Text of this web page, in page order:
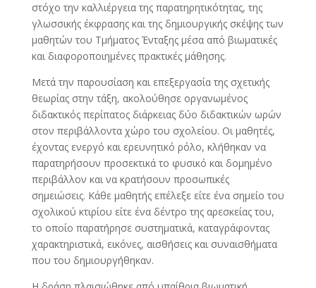
στόχο την καλλιέργεια της παρατηρητικότητας, της
γλωσσικής έκφρασης και της δημιουργικής σκέψης των
μαθητών του Τμήματος Ένταξης μέσα από βιωματικές
και διαφοροποιημένες πρακτικές μάθησης.
Μετά την παρουσίαση και επεξεργασία της σχετικής
θεωρίας στην τάξη, ακολούθησε οργανωμένος
διδακτικός περίπατος διάρκειας δύο διδακτικών ωρών
στον περιβάλλοντα χώρο του σχολείου. Οι μαθητές,
έχοντας ενεργό και ερευνητικό ρόλο, κλήθηκαν να
παρατηρήσουν προσεκτικά το φυσικό και δομημένο
περιβάλλον και να κρατήσουν προσωπικές
σημειώσεις. Κάθε μαθητής επέλεξε είτε ένα σημείο του
σχολικού κτιρίου είτε ένα δέντρο της αρεσκείας του,
το οποίο παρατήρησε συστηματικά, καταγράφοντας
χαρακτηριστικά, εικόνες, αισθήσεις και συναισθήματα
που του δημιουργήθηκαν.